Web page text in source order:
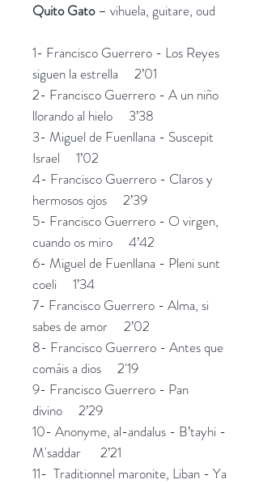
Quito Gato– vihuela, guitare, oud
1- Francisco Guerrero - Los Reyes
siguen la estrella 2’01
2- Francisco Guerrero - A un niño
llorando al hielo 3’38
3- Miguel de Fuenllana - Suscepit
Israel 1’02
4- Francisco Guerrero - Claros y
hermosos ojos 2’39
5- Francisco Guerrero - O virgen,
cuando os miro 4’42
6- Miguel de Fuenllana - Pleni sunt
coeli 1’34
7- Francisco Guerrero - Alma, si
sabes de amor 2’02
8- Francisco Guerrero - Antes que
comáis a dios 2'19
9- Francisco Guerrero - Pan
divino 2’29
10- Anonyme, al-andalus - B’tayhi -
M'saddar 2’21
11- Traditionnel maronite, Liban - Ya